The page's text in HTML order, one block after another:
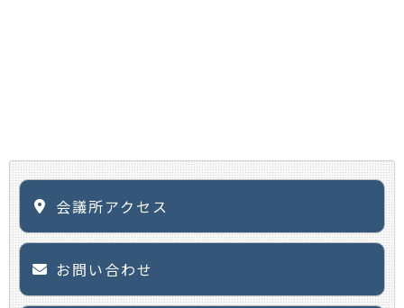
会議所アクセス
お問い合わせ